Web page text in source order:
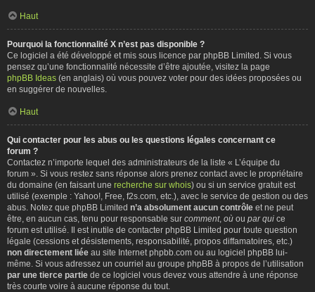
Haut
Pourquoi la fonctionnalité X n’est pas disponible ?
Ce logiciel a été développé et mis sous licence par phpBB Limited. Si vous
pensez qu’une fonctionnalité nécessite d’être ajoutée, visitez la page
phpBB Ideas (en anglais) où vous pouvez voter pour des idées proposées ou
en suggérer de nouvelles.
Haut
Qui contacter pour les abus ou les questions légales concernant ce
forum ?
Contactez n’importe lequel des administrateurs de la liste « L’équipe du
forum ». Si vous restez sans réponse alors prenez contact avec le propriétaire
du domaine (en faisant une recherche sur whois) ou si un service gratuit est
utilisé (exemple : Yahoo!, Free, f2s.com, etc.), avec le service de gestion ou des
abus. Notez que phpBB Limited n’a absolument aucun contrôle et ne peut
être, en aucun cas, tenu pour responsable sur comment, où ou par qui ce
forum est utilisé. Il est inutile de contacter phpBB Limited pour toute question
légale (cessions et désistements, responsabilité, propos diffamatoires, etc.)
non directement liée au site Internet phpbb.com ou au logiciel phpBB lui-
même. Si vous adressez un courriel au groupe phpBB à propos de l’utilisation
par une tierce partie de ce logiciel vous devez vous attendre à une réponse
très courte voire à aucune réponse du tout.